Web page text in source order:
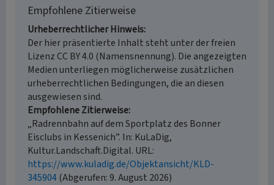
Empfohlene Zitierweise
Urheberrechtlicher Hinweis
Der hier präsentierte Inhalt steht unter der freien
Lizenz CC BY 4.0 (Namensnennung). Die angezeigten
Medien unterliegen möglicherweise zusätzlichen
urheberrechtlichen Bedingungen, die an diesen
ausgewiesen sind.
Empfohlene Zitierweise
„Radrennbahn auf dem Sportplatz des Bonner
Eisclubs in Kessenich”. In: KuLaDig,
Kultur.Landschaft.Digital. URL:
https://www.kuladig.de/Objektansicht/KLD-
345904(Abgerufen: 9. August 2026)